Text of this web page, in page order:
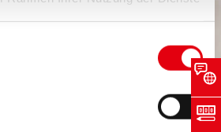
Das birgt das Risiko des
fehlende Rechtsmittel und
Ihre Daten.